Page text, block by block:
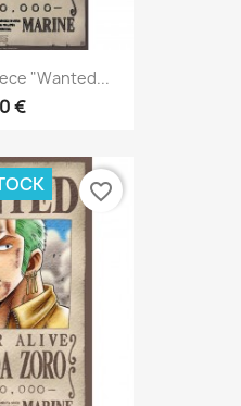
"Wanted...
€
favorite_border